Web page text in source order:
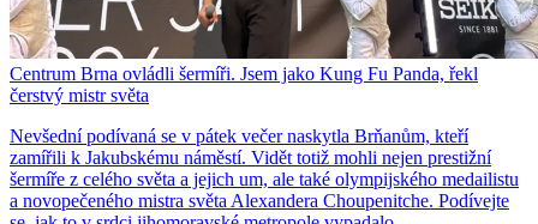
Centrum Brna ovládli šermíři. Jsem jako Kung Fu Panda, řekl
čerstvý mistr světa
Nevšední podívaná se v pátek večer naskytla Brňanům, kteří
zamířili k Jakubskému náměstí. Vidět totiž mohli nejen prestižní
šermíře z celého světa a jejich um, ale také olympijského medailistu
a novopečeného mistra světa Alexandera Choupenitche. Podívejte